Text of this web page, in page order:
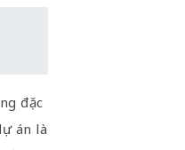
đặc
án là